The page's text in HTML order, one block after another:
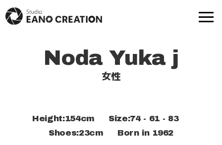
商品撮影 動画-映像制作
プロフ撮影 撮影実績
Noda Yuka j
女性
Height:154cm Size:74 - 61 - 83
Shoes:23cm Born in 1962